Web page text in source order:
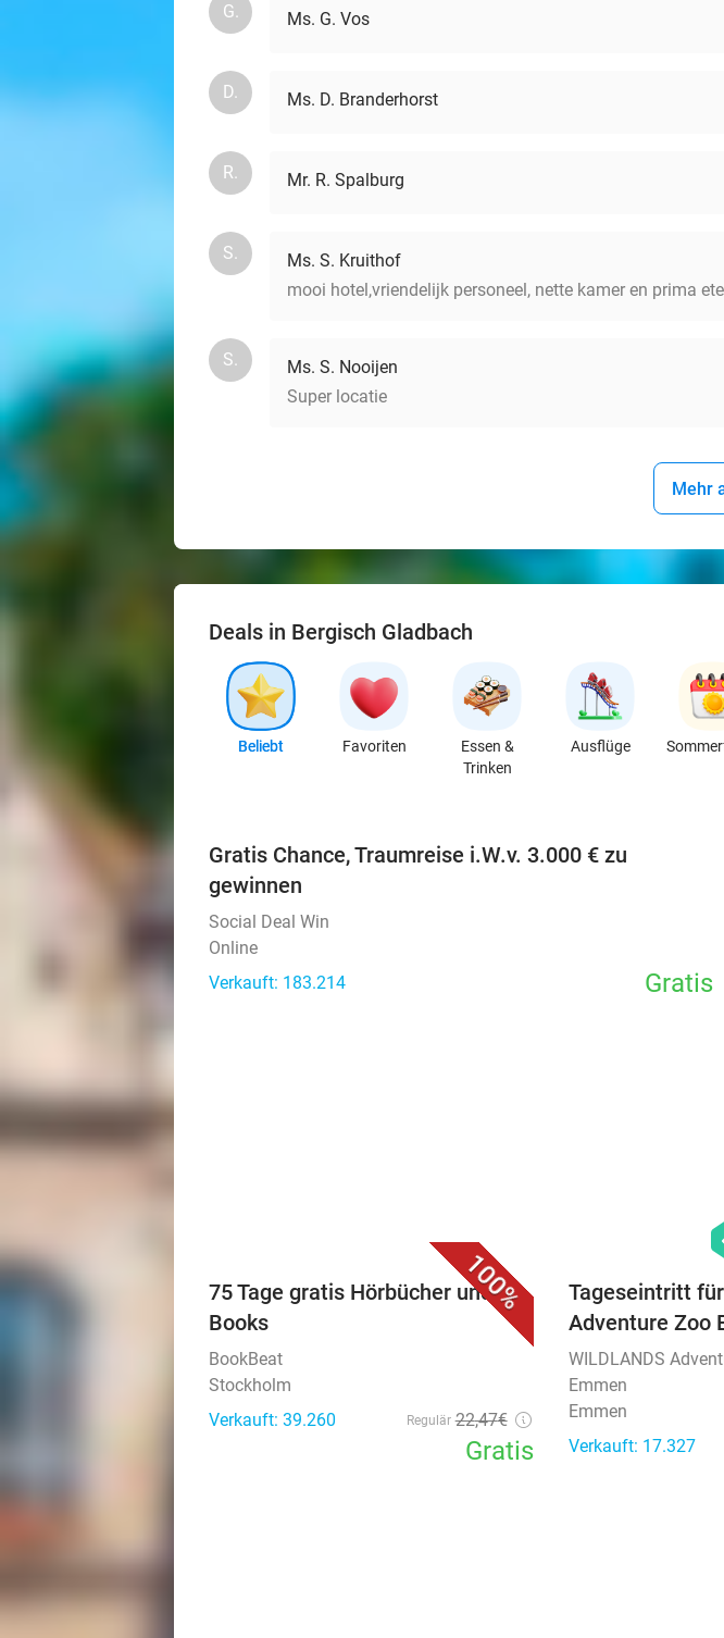
G. Ms. G. Vos
D. Ms. D. Branderhorst
R. Mr. R. Spalburg
S.
Ms. S. Kruithof
mooi hotel,vriendelijk personeel, nette kamer en prima
S.
Ms. S. Nooijen
Super locatie
Mehr
Deals in Bergisch Gladbach
Beliebt Favoriten
Essen &
Trinken
Ausflüge
Gratis Chance, Traumreise i.W.v. 3.000 € zu
gewinnen
Social Deal Win
Online
Verkauft: 183.214
Gratis
100%
75 Tage gratis Hörbücher und E-
Books
BookBeat
Stockholm
Verkauft: 39.260
Regulär 22,47€
Gratis
Tageseintritt
Adventure Zoo
WILDLANDS
Emmen
Emmen
Verkauft: 17.327